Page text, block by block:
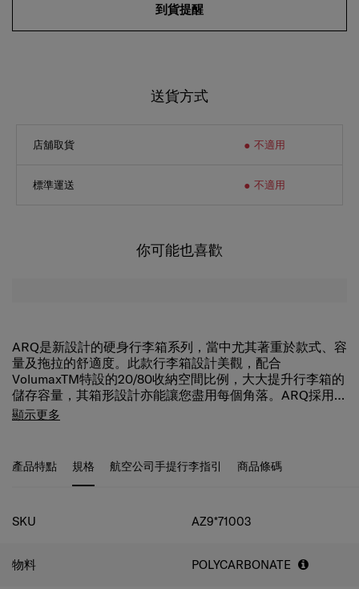
到貨提醒
送貨方式
店舖取貨 不適用
標準運送 不適用
你可能也喜歡
ARQ是新設計的硬身行李箱系列，當中尤其著重於款式、容
量及拖拉的舒適度。此款行李箱設計美觀，配合
VolumaxTM特設的20/80收納空間比例，大大提升行李箱的
儲存容量，其箱形設計亦能讓您盡用每個角落。ARQ採用的
全新Aero-TracTM彈力滑輪設計，能有效減低輪子滾動的震
顯示更多
產品特點 規格 航空公司手提行李指引 商品條碼
規格
SKU AZ9*71003
物料 POLYCARBONATE